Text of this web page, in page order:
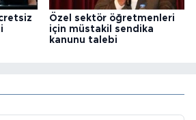
Özel sektör öğretmenleri
için müstakil sendika
kanunu talebi